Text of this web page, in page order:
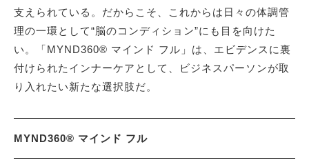
支えられている。だからこそ、これからは日々の体調管
理の一環として“脳のコンディション”にも目を向けた
い。「MYND360® マインド フル」は、エビデンスに裏
付けられたインナーケアとして、ビジネスパーソンが取
り入れたい新たな選択肢だ。
MYND360® マインド フル